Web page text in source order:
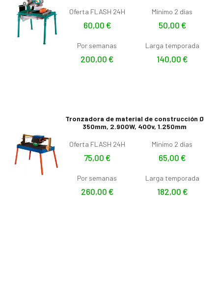
Oferta FLASH 24H
60,00 €
Mínimo 2 días
50,00 €
Por semanas
200,00 €
Larga temporada
140,00 €
Tronzadora de material de construcción Ø
350mm, 2.900W, 400v, 1.250mm
Oferta FLASH 24H
75,00 €
Mínimo 2 días
65,00 €
Por semanas
260,00 €
Larga temporada
182,00 €